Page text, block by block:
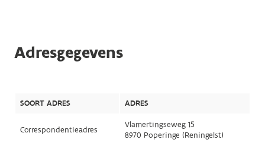
Adresgegevens
SOORT ADRES ADRES
Correspondentieadres
Vlamertingseweg 15
8970 Poperinge (Reningelst)